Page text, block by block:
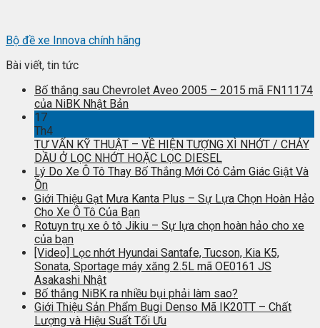
Bộ đề xe Innova chính hãng
Bài viết, tin tức
Bố thắng sau Chevrolet Aveo 2005 – 2015 mã FN11174
của NiBK Nhật Bản
17
Th4
TƯ VẤN KỸ THUẬT – VỀ HIỆN TƯỢNG XÌ NHỚT / CHẢY
DẦU Ở LỌC NHỚT HOẶC LỌC DIESEL
Lý Do Xe Ô Tô Thay Bố Thắng Mới Có Cảm Giác Giật Và
Ồn
Giới Thiệu Gạt Mưa Kanta Plus – Sự Lựa Chọn Hoàn Hảo
Cho Xe Ô Tô Của Bạn
Rotuyn trụ xe ô tô Jikiu – Sự lựa chọn hoàn hảo cho xe
của bạn
[Video] Lọc nhớt Hyundai Santafe, Tucson, Kia K5,
Sonata, Sportage máy xăng 2.5L mã OE0161 JS
Asakashi Nhật
Bố thắng NiBK ra nhiều bụi phải làm sao?
Giới Thiệu Sản Phẩm Bugi Denso Mã IK20TT – Chất
Lượng và Hiệu Suất Tối Ưu